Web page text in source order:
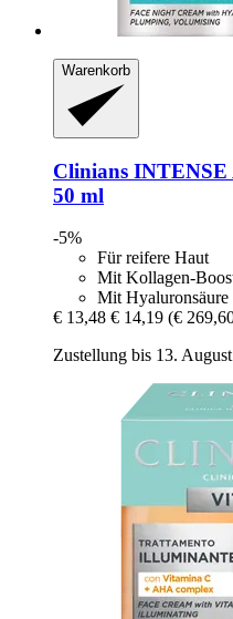
Warenkorb
Clinians INTENSE
50 ml
-5%
Für reifere Haut
Mit Kollagen-
Mit Hyaluronsäure
€ 13,48 € 14,19 (€
Zustellung bis 13. August